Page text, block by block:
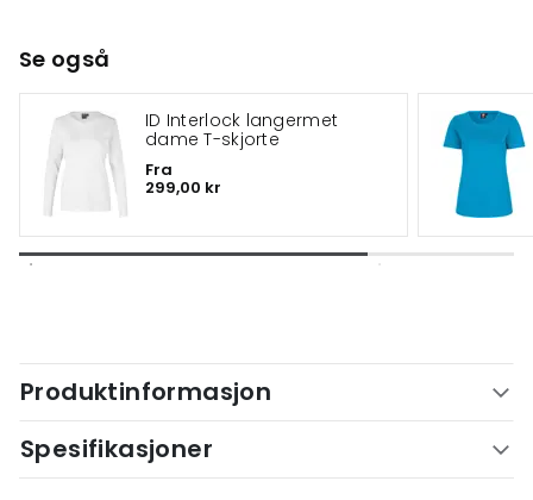
Se også
ID Interlock langermet
dame T-skjorte
Fra
299,00 kr
Produktinformasjon
Spesifikasjoner